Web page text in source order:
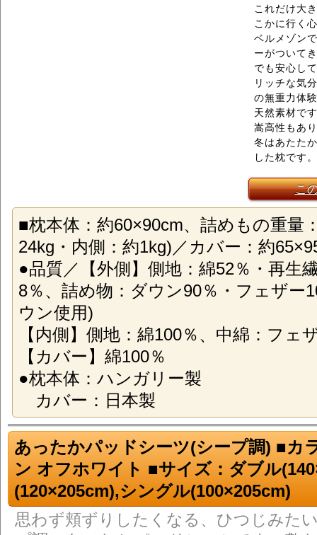
これだけ大
こかに行く
ベルメゾン
ーがついて
でも安心し
リッチな気
の無重力体
天然素材で
嵩高性もあ
冬はあたた
した枕です。
こ
■枕本体：約60×90cm、詰めもの重量
24kg・内側：約1kg)／カバー：約
●品質／【外側】側地：綿52％・再生
8％、詰め物：ダウン90％・フェザー
ウン使用)
【内側】側地：綿100％、中綿：フェ
【カバー】綿100％
●枕本体：ハンガリー製
カバー：日本製
あったかパッドシーツ(シープ調) ■カ
ン オフホワイト ■サイズ：ダブル
(120×205cm),シングル(100×205cm)
思わず頬ずりしたくなる、ひつじみた